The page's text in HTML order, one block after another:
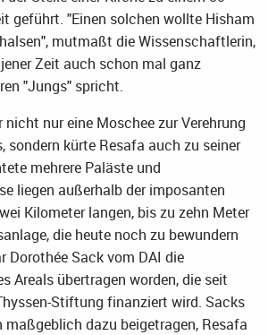
geführt. "Einen solchen wollte Hisham
mutmaßt die Wissenschaftlerin,
Zeit auch schon mal ganz
"Jungs" spricht.
nicht nur eine Moschee zur Verehrung
sondern kürte Resafa auch zu seiner
mehrere Paläste und
liegen außerhalb der imposanten
Kilometer langen, bis zu zehn Meter
die heute noch zu bewundern
Dorothée Sack vom DAI die
Areals übertragen worden, die seit
Stiftung finanziert wird. Sacks
maßgeblich dazu beigetragen, Resafa